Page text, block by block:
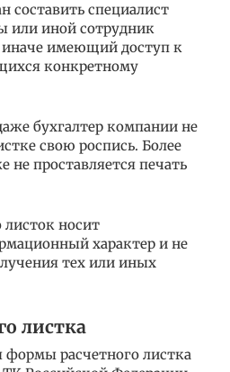
составить специалист
или иной сотрудник
иначе имеющий доступ к
конкретному
бухгалтер компании не
свою роспись. Более
не проставляется печать
листок носит
характер и не
тех или иных
листка
расчетного листка